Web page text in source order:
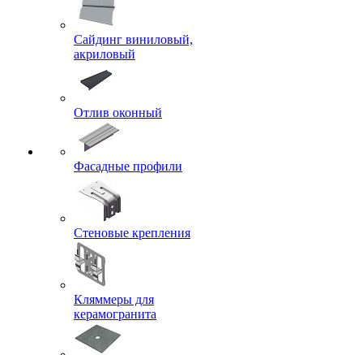
Сайдинг виниловый,
акриловый
Отлив оконный
Фасадные профили
Стеновые крепления
Кляммеры для
керамогранита